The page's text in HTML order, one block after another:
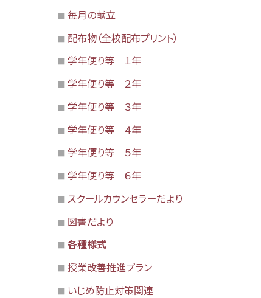
毎月の献立
配布物（全校配布プリント）
学年便り等 １年
学年便り等 ２年
学年便り等 ３年
学年便り等 ４年
学年便り等 ５年
学年便り等 ６年
スクールカウンセラーだより
図書だより
各種様式
授業改善推進プラン
いじめ防止対策関連